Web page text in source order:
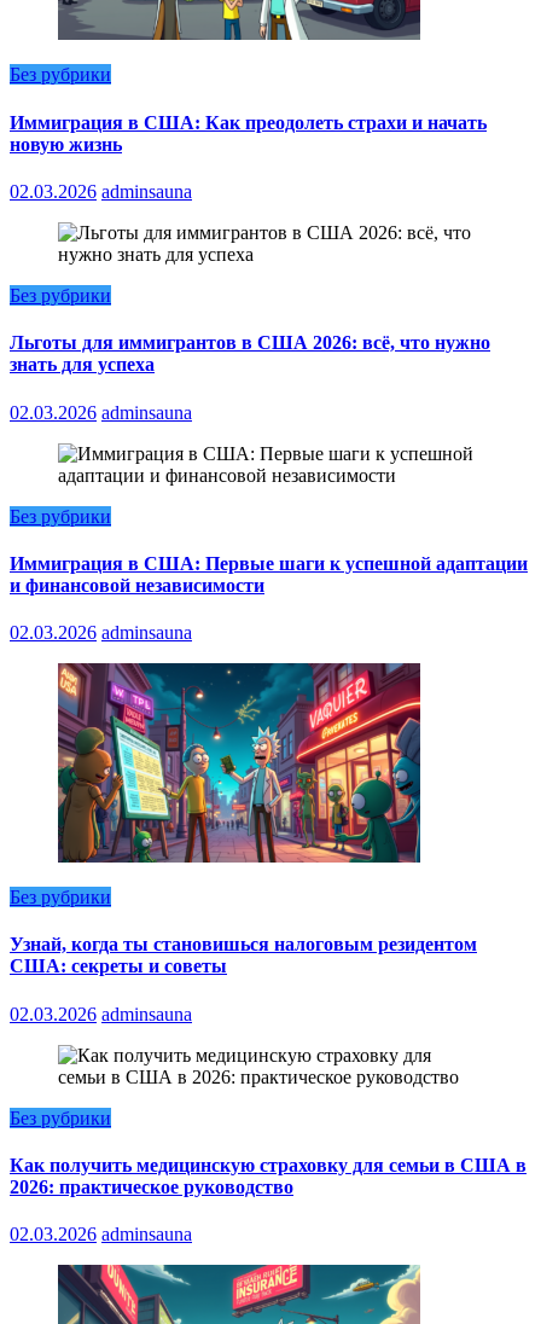
Без рубрики
Иммиграция в США: Как преодолеть страхи и начать
новую жизнь
02.03.2026 adminsauna
Без рубрики
Льготы для иммигрантов в США 2026: всё, что нужно
знать для успеха
02.03.2026 adminsauna
Без рубрики
Иммиграция в США: Первые шаги к успешной адаптации
и финансовой независимости
02.03.2026 adminsauna
Без рубрики
Узнай, когда ты становишься налоговым резидентом
США: секреты и советы
02.03.2026 adminsauna
Без рубрики
Как получить медицинскую страховку для семьи в США в
2026: практическое руководство
02.03.2026 adminsauna